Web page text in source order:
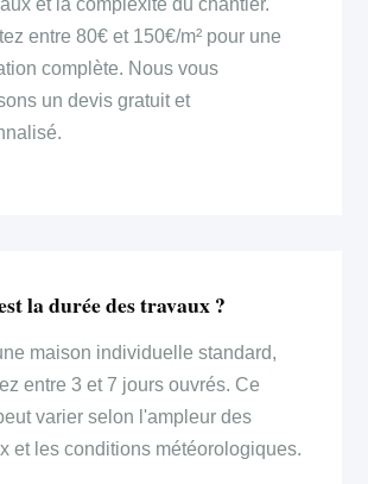
entre 80€ et 150€/m² pour une
complète. Nous vous
un devis gratuit et
la durée des travaux ?
maison individuelle standard,
entre 3 et 7 jours ouvrés. Ce
varier selon l'ampleur des
et les conditions météorologiques.